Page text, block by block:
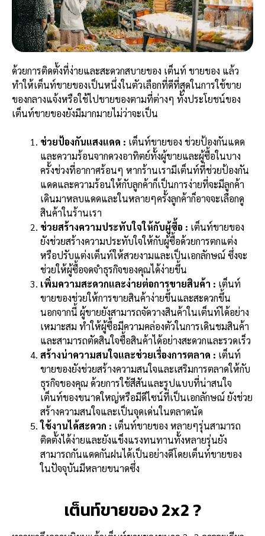
ด้วยการติดตั้งที่ง่ายและสะดวกสบายของ เต็นท์ ขายของ แล้ว
ทำให้เต็นท์ขายของเป็นหนึ่งในตัวเลือกที่ดีที่สุดในการใช้ขาย
ของกลางแจ้งหรือใช้ไปขายของตามที่ต่างๆ ทั้งประโยชน์ของ
เต็นท์ขายของยังมีมากมายไม่ว่าจะเป็น
ช่วยป้องกันแสงแดด : เต็นท์ขายของ ช่วยป้องกันแดด
และความร้อนจากดวงอาทิตย์ทั้งผู้ขายและผู้ซื้อในบาง
ครั้งช่วงที่อากาศร้อนๆ หากร้านเรามีเต็นท์ที่ช่วยป้องกัน
แดดและความร้อนให้กับลูกค้าก็เป็นการง่ายที่จะมีลูกค้า
เดินมาหลบแดดและในหลายๆครั้งลูกค้าก็อาจจะเลือกดู
สินค้าในร้านเรา
ช่วยสร้างความประทับใจให้กับผู้ซื้อ : เต็นท์ขายของ
ยังช่วยสร้างความประทับใจให้กับผู้ซื้อด้วยการตกแต่ง
หรือปรับแต่งเต็นท์ให้สวยงามและเป็นเอกลักษณ์ ซึ่งจะ
ช่วยให้ผู้ซื้อจดจำธุรกิจของคุณได้ง่ายขึ้น
เพิ่มความสะดวกและง่ายต่อการขายสินค้า : เต็นท์
ขายของช่วยให้การขายสินค้าง่ายขึ้นและสะดวกขึ้น
นอกจากนี้ ผู้ขายยังสามารถจัดวางสินค้าในเต็นท์ได้อย่าง
เหมาะสม ทำให้ผู้ซื้อมีความคล่องตัวในการเดินชมสินค้า
และสามารถตัดสินใจซื้อสินค้าได้อย่างสะดวกและรวดเร็ว
สร้างน่าความสนใจและช่วยเรื่องการตลาด : เต็นท์
ขายของยังช่วยสร้างความสนใจและเสริมการตลาดให้กับ
ธุรกิจของคุณ ด้วยการใช้สีสันและรูปแบบที่น่าสนใจ
เต็นท์ของขนาดใหญ่หรือมีดีไซน์ที่เป็นเอกลักษณ์ ยังช่วย
สร้างความสนใจและเป็นจุดเด่นในตลาดนัด
ใช้งานได้สะดวก : เต็นท์ขายของ หลายๆรุ่นสามารถ
ติดตั้งได้ง่ายและยังแข็งแรงทนทานทั้งหลายรุ่นยัง
สามารถกันแดดกันฝนได้เป็นอย่างดีโดยเต็นท์ขายของ
ในปัจจุบันมีหลายขนาดซึ่ง
เต็นท์ขายของ 2x2 ?